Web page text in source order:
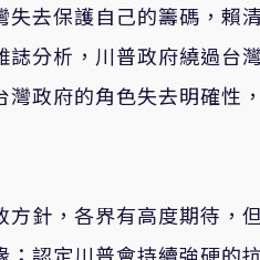
去保護自己的籌碼，賴
誌分析，川普政府繞過台
政府的角色失去明確性
針，各界有高度期待，